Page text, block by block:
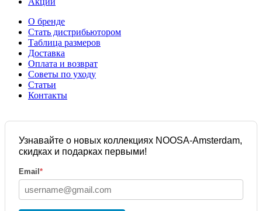
О бренде
Стать дистрибьютором
Таблица размеров
Доставка
Оплата и возврат
Советы по уходу
Статьи
Контакты
Узнавайте о новых коллекциях NOOSA-Amsterdam,
скидках и подарках первыми!
Email *